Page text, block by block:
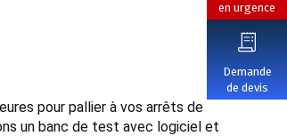
en urgence
Demande
de devis
pour pallier à vos arrêts de
un banc de test avec logiciel et